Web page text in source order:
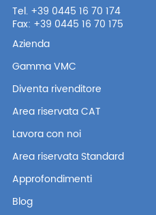
Tel. +39 0445 16 70 174
Fax: +39 0445 16 70 175
Azienda
Gamma VMC
Diventa rivenditore
Area riservata CAT
Lavora con noi
Area riservata Standard
Approfondimenti
Blog